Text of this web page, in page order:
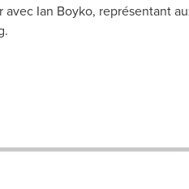
Ian Boyko, représentant
.